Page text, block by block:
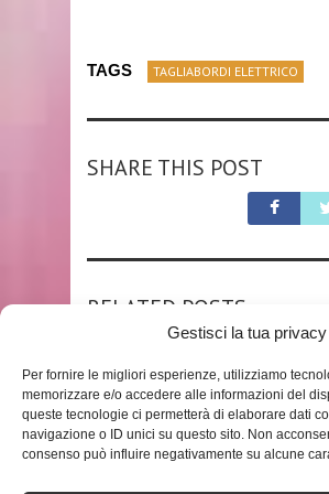
Gestisci la tua privacy
Per fornire le migliori esperienze, utilizziamo
memorizzare e/o accedere alle informazioni del
queste tecnologie ci permetterà di elaborare dati
navigazione o ID unici su questo sito. Non
consenso può influire negativamente su alcune
TAGS TAGLIABORDI ELETTRICO
SHARE THIS POST
RELATED POSTS